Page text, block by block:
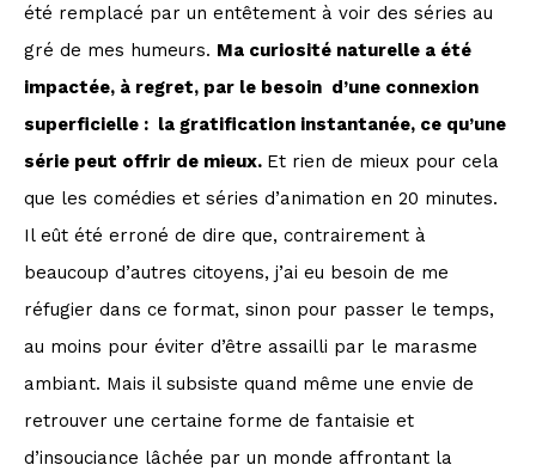
été remplacé par un entêtement à voir des séries au
gré de mes humeurs. Ma curiosité naturelle a été
impactée, à regret, par le besoin d’une connexion
superficielle : la gratification instantanée, ce qu’une
série peut offrir de mieux. Et rien de mieux pour cela
que les comédies et séries d’animation en 20 minutes.
Il eût été erroné de dire que, contrairement à
beaucoup d’autres citoyens, j’ai eu besoin de me
réfugier dans ce format, sinon pour passer le temps,
au moins pour éviter d’être assailli par le marasme
ambiant. Mais il subsiste quand même une envie de
retrouver une certaine forme de fantaisie et
d’insouciance lâchée par un monde affrontant la